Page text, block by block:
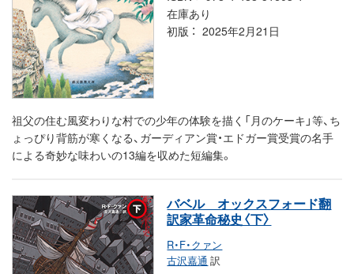
在庫あり
初版
2025年2月21日
祖父の住む風変わりな村での少年の体験を描く「月のケーキ」等、ち
ょっぴり背筋が寒くなる、ガーディアン賞・エドガー賞受賞の名手
による奇妙な味わいの13編を収めた短編集。
バベル オックスフォード翻
訳家革命秘史〈下〉
R・F・クァン
古沢嘉通 訳